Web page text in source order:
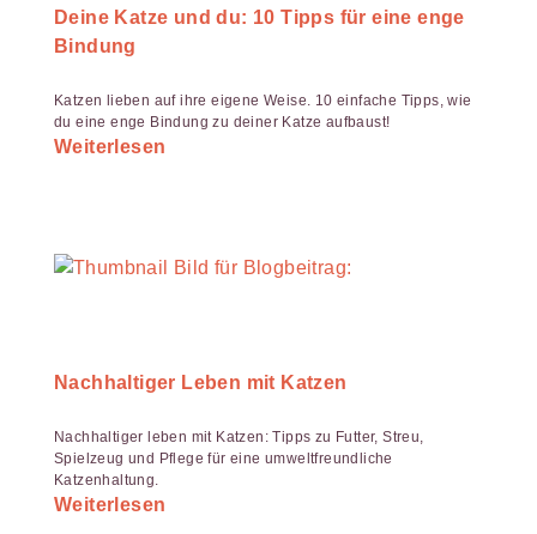
Deine Katze und du: 10 Tipps für eine enge
Bindung
Katzen lieben auf ihre eigene Weise. 10 einfache Tipps, wie
du eine enge Bindung zu deiner Katze aufbaust!
Weiterlesen
Nachhaltiger Leben mit Katzen
Nachhaltiger leben mit Katzen: Tipps zu Futter, Streu,
Spielzeug und Pflege für eine umweltfreundliche
Katzenhaltung.
Weiterlesen